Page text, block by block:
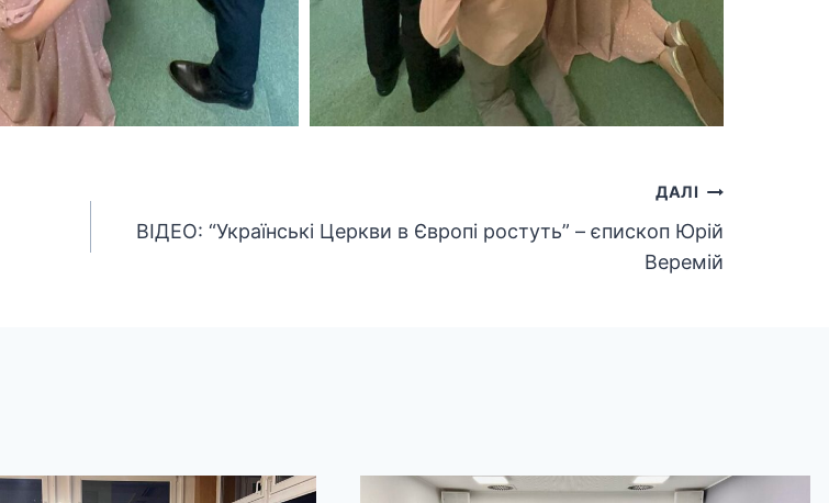
ДАЛІ
ВІДЕО: “Українські Церкви в Європі ростуть” – єпископ Юрій
Веремій